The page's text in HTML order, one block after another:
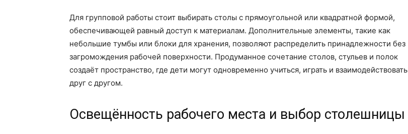
Для групповой работы стоит выбирать столы с прямоугольной или квадратной формой,
обеспечивающей равный доступ к материалам. Дополнительные элементы, такие как
небольшие тумбы или блоки для хранения, позволяют распределить принадлежности без
загромождения рабочей поверхности. Продуманное сочетание столов, стульев и полок
создаёт пространство, где дети могут одновременно учиться, играть и взаимодействовать
друг с другом.
Освещённость рабочего места и выбор столешницы